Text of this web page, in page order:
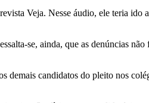
Veja. Nesse áudio, ele teria ido
se, ainda, que as denúncias não
demais candidatos do pleito nos